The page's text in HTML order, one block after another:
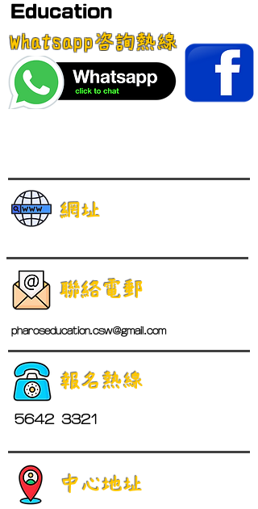
Education
Whatsapp咨詢熱線
網址
聯絡電郵
pharoseducation.csw@gmail.com
報名熱線
5642 3321
中心地址